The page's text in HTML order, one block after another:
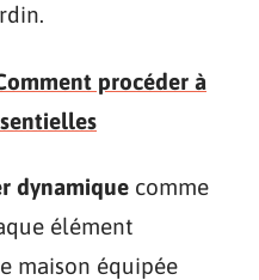
procéder à
dynamique comme
élément
maison équipée